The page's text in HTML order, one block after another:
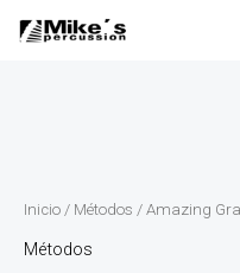
Inicio / Métodos / Amazing
Métodos
arr.
Linda